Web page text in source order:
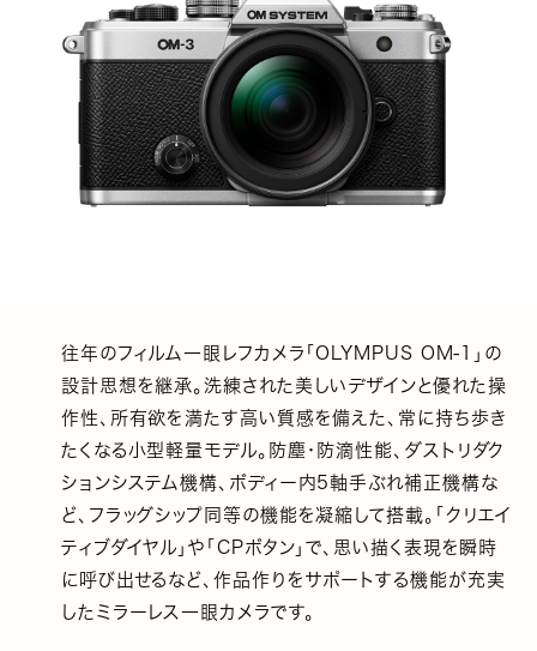
往年のフィルム一眼レフカメラ「OLYMPUS OM-1」の
設計思想を継承。洗練された美しいデザインと優れた操
作性、所有欲を満たす高い質感を備えた、常に持ち歩き
たくなる小型軽量モデル。防塵・防滴性能、ダストリダク
ションシステム機構、ボディー内5軸手ぶれ補正機構な
ど、フラッグシップ同等の機能を凝縮して搭載。「クリエイ
ティブダイヤル」や「CPボタン」で、思い描く表現を瞬時
に呼び出せるなど、作品作りをサポートする機能が充実
したミラーレス一眼カメラです。